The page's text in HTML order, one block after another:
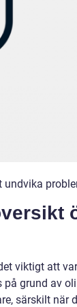
undvika
viktigt att
på grund av
särskilt när